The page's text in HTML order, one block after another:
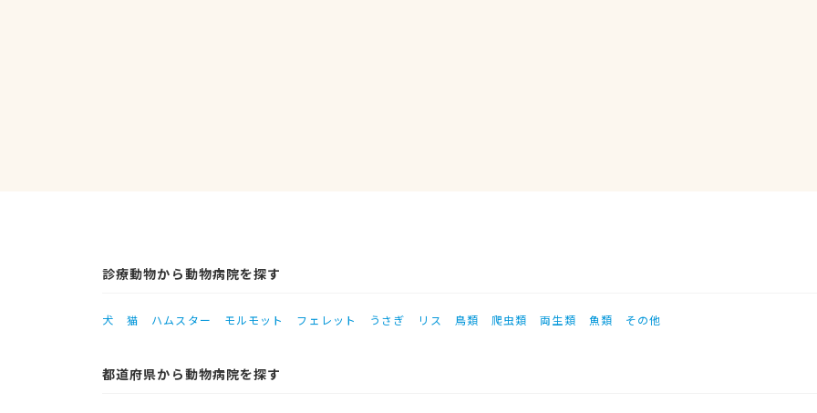
診療動物から動物病院を探す
犬 猫 ハムスター モルモット フェレット うさぎ リス 鳥類 爬虫類 両生類 魚類 その他
都道府県から動物病院を探す